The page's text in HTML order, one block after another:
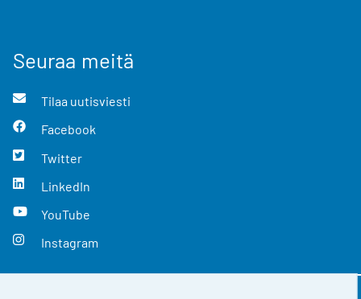
Seuraa meitä
Tilaa uutisviesti
Facebook
Twitter
LinkedIn
YouTube
Instagram